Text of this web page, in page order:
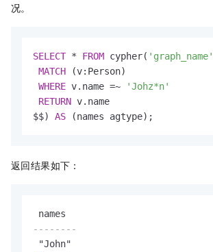
况。
SELECT * FROM cypher( 'graph_name'
MATCH (v:Person)
WHERE v.name =~
'Johz*n'
RETURN v.name
$$) AS (names agtype);
返回结果如下：
--------
"John"